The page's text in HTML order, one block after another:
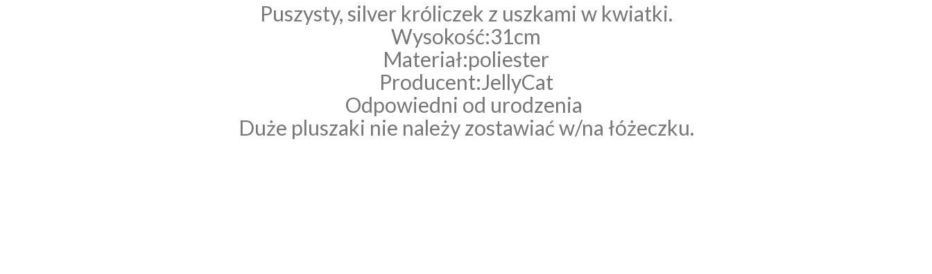
Puszysty, silver króliczek z uszkami w kwiatki.
Wysokość:31cm
Materiał:poliester
Producent:JellyCat
Odpowiedni od urodzenia
Duże pluszaki nie należy zostawiać w/na łóżeczku.